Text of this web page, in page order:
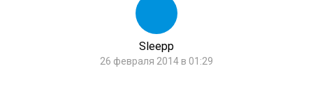
Sleepp
26 февраля 2014 в 01:29